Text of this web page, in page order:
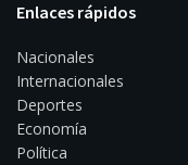
Enlaces rápidos
Nacionales
Internacionales
Deportes
Economía
Política